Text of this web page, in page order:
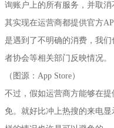
询账户上的所有服务，并取消
其实现在运营商都提供官方
是遇到了不明确的消费，我
者协会等相关部门反映情况。
（图源：App Store）
不过，假如运营商方能够在
免。就好比冲上热搜的来电